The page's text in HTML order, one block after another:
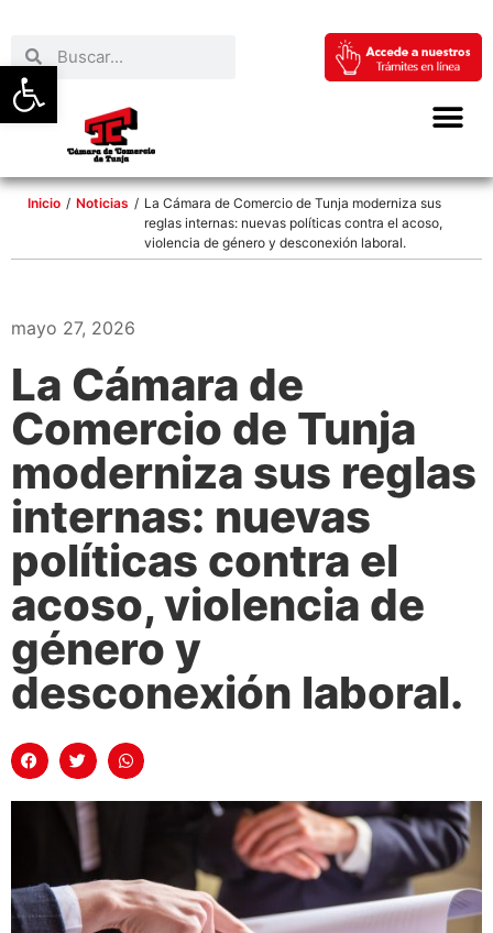
Abrir barra de herramientas
Inicio / Noticias / La Cámara de Comercio de Tunja moderniza sus
reglas internas: nuevas políticas contra el acoso,
violencia de género y desconexión laboral.
mayo 27, 2026
La Cámara de
Comercio de Tunja
moderniza sus reglas
internas: nuevas
políticas contra el
acoso, violencia de
género y
desconexión laboral.